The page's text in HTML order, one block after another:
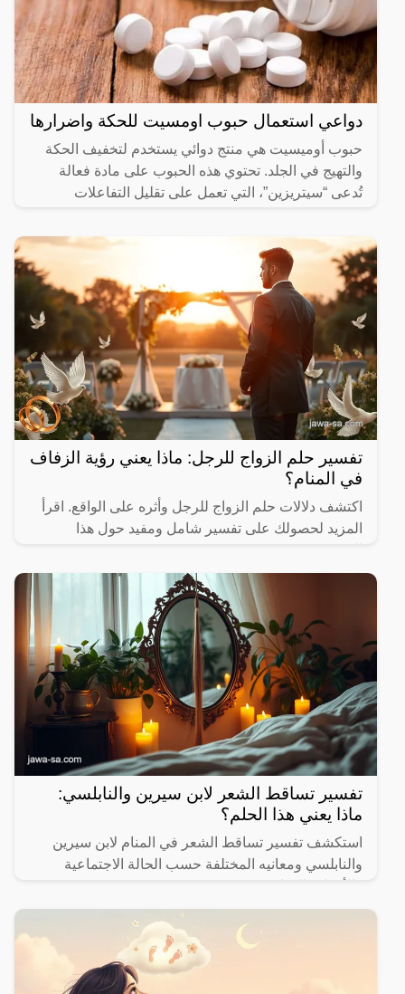
دواعي استعمال حبوب اومسيت للحكة واضرارها
حبوب أوميسيت هي منتج دوائي يستخدم لتخفيف الحكة
والتهيج في الجلد. تحتوي هذه الحبوب على مادة فعالة
تُدعى “سيتريزين”، التي تعمل على تقليل التفاعلات
تفسير حلم الزواج للرجل: ماذا يعني رؤية الزفاف
في المنام؟
اكتشف دلالات حلم الزواج للرجل وأثره على الواقع. اقرأ
المزيد لحصولك على تفسير شامل ومفيد حول هذا
تفسير تساقط الشعر لابن سيرين والنابلسي:
ماذا يعني هذا الحلم؟
استكشف تفسير تساقط الشعر في المنام لابن سيرين
والنابلسي ومعانيه المختلفة حسب الحالة الاجتماعية